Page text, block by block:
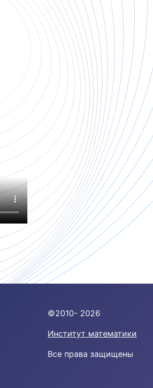
©2010- 2026
Институт математики
Все права защищены